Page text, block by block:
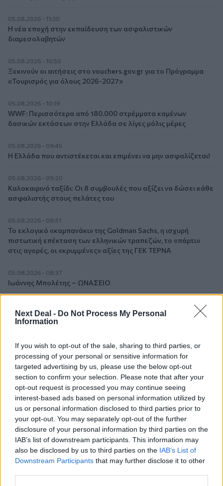
Next Deal - Do Not Process My Personal
Information
If you wish to opt-out of the sale, sharing to third parties, or
processing of your personal or sensitive information for
targeted advertising by us, please use the below opt-out
section to confirm your selection. Please note that after your
opt-out request is processed you may continue seeing
interest-based ads based on personal information utilized by
us or personal information disclosed to third parties prior to
your opt-out. You may separately opt-out of the further
disclosure of your personal information by third parties on the
IAB’s list of downstream participants. This information may
also be disclosed by us to third parties on the IAB’s List of
Downstream Participants that may further disclose it to other
05.08.2026 - 11:30
Η νέα εποχή στην εκπαίδευση των ασφαλιστικών
διαμεσολαβητών
05.08.2026 - 10:50
Ξεκινούν οι αιτήσεις στο vouchers.gov.gr για το Πρόγραμμα
«Τουρισμός για όλους 2026-2027»
05.08.2026 - 10:19
WWF: Περισσότερα από 180.000 στρέμματα καμένων
δασικών εκτάσεων στην Ελλάδα σε λίγες μόλις μέρες
05.08.2026 - 09:45
Η Ελλάδα που αντιστέκεται και επιμένει να μην ασφαλίζεται!
05.08.2026 - 09:20
Καλοκαιρινό ταξίδι: Οι 8 συμβουλές που αξίζει να δώσει κάθε
ασφαλιστής στους πελάτες του
05.08.2026 - 08:51
Το εκλογικό «καμπανάκι» της Goldman Sachs, η ισχυρή
πιστωτική επέκταση των ελληνικών τραπεζών, το «πάρτι»
στις αγορές, οι «κρυμμένες» αξίες της ΓΕΚ ΤΕΡΝΑ
05.08.2026 - 08:37
Ιωάννης Μπολέτης – ΩΝΑΣΕΙΟ
ERGO Hellas: Μέτρα στήριξης για τους πληγέντες
ασφαλισμένους της από τις πυρκαγιές
04.08.2026 - 12:40
Τράπεζα Κύπρου: Ενισχυμένες κατά 31% οι ασφαλιστικές
υπηρεσίες - Κέρδη €252 εκατ. (+7%) και ROTE 18.8% στο
εξάμηνο
04.08.2026 - 11:49
Σπύρος Γεωργαράς - «ΥΓΕΙΑ» / Ερευνητικό και Θεραπευτικό
Ινστιτούτο ΟΦΘΑΛΜΟΣ
04.08.2026 - 11:46
10 βασικές συμβουλές για προστασία μετά από πυρκαγιά
04.08.2026 - 11:26